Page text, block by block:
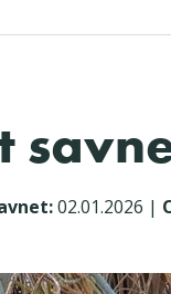
02.01.2026 |